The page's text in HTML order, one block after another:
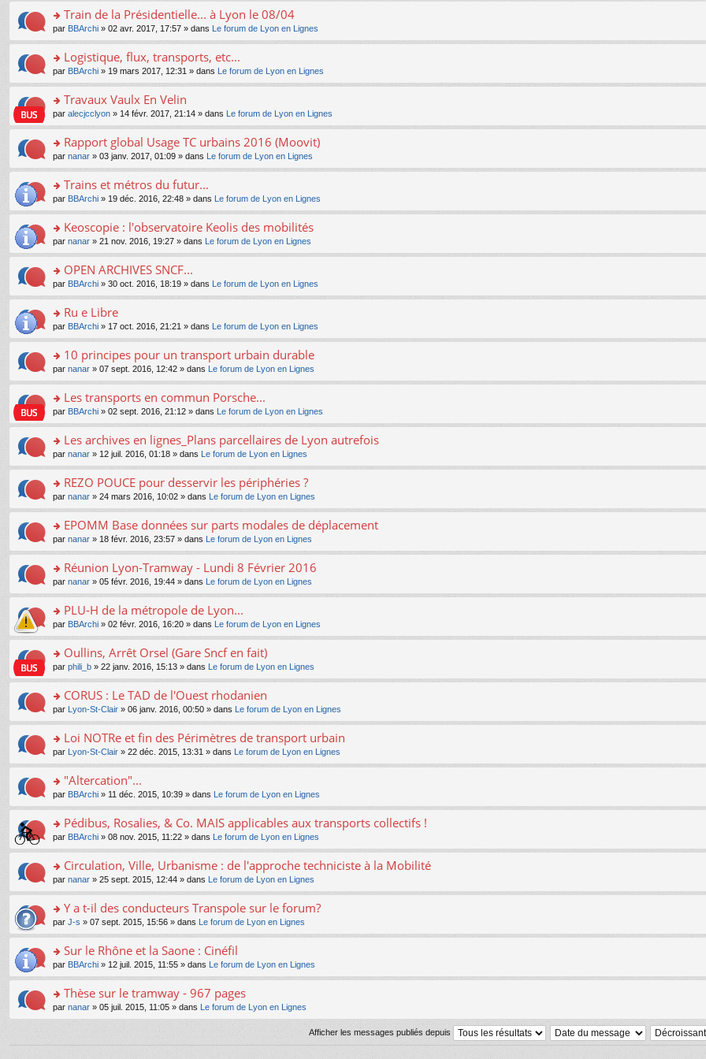
e
nt
s
ré
c
e
nt
le
pl
u
s
ré
c
e
nt
n
n
le
pl
u
s
ré
c
e
nt
a
g
e
n
n
le
pl
u
s
ré
c
e
nt
le
m
e
s
a
g
e
n
n
le
pl
u
s
ré
c
e
nt
s
ult
er
le
m
e
s
a
g
e
n
n
le
pl
u
s
ré
c
e
nt
o
n
s
ult
er
le
m
e
s
a
g
e
n
n
le
pl
u
s
ré
c
e
nt
Train de la Présidentielle... à Lyon le 08/04
par BBArchi » 02 avr. 2017, 17:57 » dans Le forum de Lyon en Lignes
o
n
s
ult
er
le
m
e
s
a
g
e
n
n
le
pl
u
s
ré
c
e
nt
Logistique, flux, transports, etc...
par BBArchi » 19 mars 2017, 12:31 » dans Le forum de Lyon en Lignes
o
n
s
ult
er
le
m
e
s
a
g
e
n
n
le
pl
u
s
ré
c
e
nt
Travaux Vaulx En Velin
par alecjcclyon » 14 févr. 2017, 21:14 » dans Le forum de Lyon en Lignes
o
n
s
ult
er
le
m
e
s
a
g
e
n
n
le
pl
u
s
ré
c
e
nt
Rapport global Usage TC urbains 2016 (Moovit)
par nanar » 03 janv. 2017, 01:09 » dans Le forum de Lyon en Lignes
o
n
s
ult
er
le
m
e
s
a
g
e
n
n
le
pl
u
s
ré
c
e
nt
Trains et métros du futur...
par BBArchi » 19 déc. 2016, 22:48 » dans Le forum de Lyon en Lignes
o
n
s
ult
er
le
m
e
s
a
g
e
n
n
le
pl
u
s
ré
c
e
nt
Keoscopie : l'observatoire Keolis des mobilités
par nanar » 21 nov. 2016, 19:27 » dans Le forum de Lyon en Lignes
o
n
s
ult
er
le
m
e
s
a
g
e
n
n
le
pl
u
s
ré
c
e
nt
OPEN ARCHIVES SNCF...
par BBArchi » 30 oct. 2016, 18:19 » dans Le forum de Lyon en Lignes
o
n
s
ult
er
le
m
e
s
a
g
e
n
n
le
pl
u
s
ré
c
e
nt
Ru e Libre
par BBArchi » 17 oct. 2016, 21:21 » dans Le forum de Lyon en Lignes
o
n
s
ult
er
le
m
e
s
a
g
e
n
n
le
pl
u
s
ré
c
e
nt
10 principes pour un transport urbain durable
par nanar » 07 sept. 2016, 12:42 » dans Le forum de Lyon en Lignes
o
n
s
ult
er
le
m
e
s
a
g
e
n
n
le
pl
u
s
ré
c
e
nt
Les transports en commun Porsche...
par BBArchi » 02 sept. 2016, 21:12 » dans Le forum de Lyon en Lignes
o
n
s
ult
er
le
m
e
s
a
g
e
n
n
le
pl
u
s
ré
c
e
nt
Les archives en lignes_Plans parcellaires de Lyon autrefois
par nanar » 12 juil. 2016, 01:18 » dans Le forum de Lyon en Lignes
o
n
s
ult
er
le
m
e
s
a
g
e
n
n
le
pl
u
s
ré
c
e
nt
REZO POUCE pour desservir les périphéries ?
par nanar » 24 mars 2016, 10:02 » dans Le forum de Lyon en Lignes
o
n
s
ult
er
le
m
e
s
a
g
e
n
n
le
pl
u
s
ré
c
e
nt
EPOMM Base données sur parts modales de déplacement
par nanar » 18 févr. 2016, 23:57 » dans Le forum de Lyon en Lignes
o
n
s
ult
er
le
m
e
s
a
g
e
n
n
le
pl
u
s
ré
c
e
nt
Réunion Lyon-Tramway - Lundi 8 Février 2016
par nanar » 05 févr. 2016, 19:44 » dans Le forum de Lyon en Lignes
o
n
s
ult
er
le
m
e
s
a
g
e
n
n
le
pl
u
s
ré
c
e
nt
PLU-H de la métropole de Lyon...
par BBArchi » 02 févr. 2016, 16:20 » dans Le forum de Lyon en Lignes
o
n
s
ult
er
le
m
e
s
a
g
e
n
n
le
pl
u
s
ré
c
e
nt
Oullins, Arrêt Orsel (Gare Sncf en fait)
par phili_b » 22 janv. 2016, 15:13 » dans Le forum de Lyon en Lignes
o
n
s
ult
er
le
m
e
s
a
g
e
n
n
le
pl
u
s
ré
c
e
nt
CORUS : Le TAD de l'Ouest rhodanien
par Lyon-St-Clair » 06 janv. 2016, 00:50 » dans Le forum de Lyon en Lignes
o
n
s
ult
er
le
m
e
s
a
g
e
n
n
le
pl
u
s
ré
c
Loi NOTRe et fin des Périmètres de transport urbain
par Lyon-St-Clair » 22 déc. 2015, 13:31 » dans Le forum de Lyon en Lignes
o
n
s
ult
er
le
m
e
s
a
g
e
n
n
le
pl
u
ré
"Altercation"...
par BBArchi » 11 déc. 2015, 10:39 » dans Le forum de Lyon en Lignes
o
n
s
ult
er
le
m
e
s
a
g
e
n
n
Pédibus, Rosalies, & Co. MAIS applicables aux transports collectifs !
par BBArchi » 08 nov. 2015, 11:22 » dans Le forum de Lyon en Lignes
o
n
s
ult
er
le
m
e
s
a
g
e
o
Circulation, Ville, Urbanisme : de l'approche techniciste à la Mobilité
par nanar » 25 sept. 2015, 12:44 » dans Le forum de Lyon en Lignes
o
n
s
ult
er
le
m
e
s
Y a t-il des conducteurs Transpole sur le forum?
par J-s » 07 sept. 2015, 15:56 » dans Le forum de Lyon en Lignes
o
n
s
ult
er
e
Sur le Rhône et la Saone : Cinéfil
par BBArchi » 12 juil. 2015, 11:55 » dans Le forum de Lyon en Lignes
o
n
ult
Thèse sur le tramway - 967 pages
par nanar » 05 juil. 2015, 11:05 » dans Le forum de Lyon en Lignes
Afficher les messages publiés depuis